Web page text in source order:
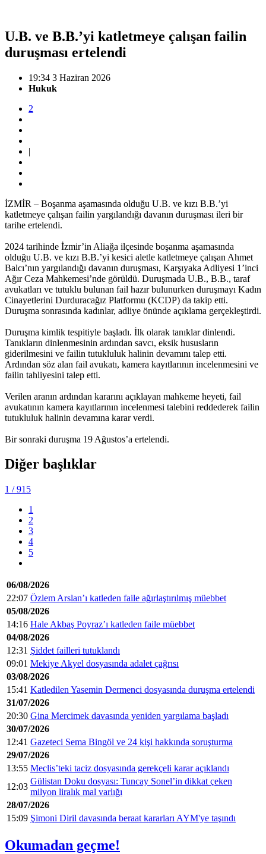
U.B. ve B.B.’yi katletmeye çalışan failin
duruşması ertelendi
19:34 3 Haziran 2026
Hukuk
2
|
İZMİR – Boşanma aşamasında olduğu U.B. ve kızı B.B.’yi
katletmeye çalışan failin yargılandığı davanın duruşması ileri bir
tarihe ertelendi.
2024 tarihinde İzmir’in Aliağa ilçesinde boşanma aşamasında
olduğu U.B. ve kızı B.B.’yi kesici aletle katletmeye çalışan Ahmet
Balcı’nın yargılandığı davanın duruşması, Karşıyaka Adliyesi 1’inci
Ağır Ceza Mahkemesi’nde görüldü. Duruşmada U.B., B.B., taraf
avukatları ve tutuklu bulunan fail hazır bulunurken duruşmayı Kadın
Cinayetlerini Durduracağız Platformu (KCDP) da takip etti.
Duruşma sonrasında kadınlar, adliye önünde açıklama gerçekleştirdi.
Duruşma kimlik tespitiyle başladı. İlk olarak tanıklar dinlendi.
Tanıkların dinlenmesinin ardından savcı, eksik hususların
giderilmesini ve failin tutukluluk halinin devamını talep etti.
Ardından söz alan fail avukatı, kamera kayıtlarının incelenmesini ve
failin tahliyesini talep etti.
Verilen aranın ardından kararını açıklayan mahkeme heyeti, fail
avukatının kamera kayıtlarının incelenmesi talebini reddederek failin
tutukluluk halinin devamına karar verdi.
Bir sonraki duruşma 19 Ağustos’a ertelendi.
Diğer başlıklar
1 / 915
1
2
3
4
5
06/08/2026
22:07 Özlem Arslan’ı katleden faile ağırlaştırılmış müebbet
05/08/2026
14:16 Hale Akbaş Poyraz’ı katleden faile müebbet
04/08/2026
12:31 Şiddet failleri tutuklandı
09:01 Mekiye Akyel dosyasında adalet çağrısı
03/08/2026
15:41 Katledilen Yasemin Dermenci dosyasında duruşma ertelendi
31/07/2026
20:30 Gina Mercimek davasında yeniden yargılama başladı
30/07/2026
12:41 Gazeteci Sema Bingöl ve 24 kişi hakkında soruşturma
29/07/2026
13:55 Meclis’teki taciz dosyasında gerekçeli karar açıklandı
12:03
Gülistan Doku dosyası: Tuncay Sonel’in dikkat çeken
milyon liralık mal varlığı
28/07/2026
15:09 Şimoni Diril davasında beraat kararları AYM'ye taşındı
Okumadan geçme!